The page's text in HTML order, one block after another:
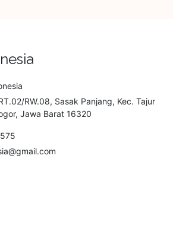
RW.08, Sasak Panjang, Kec. Tajur
Jawa Barat 16320